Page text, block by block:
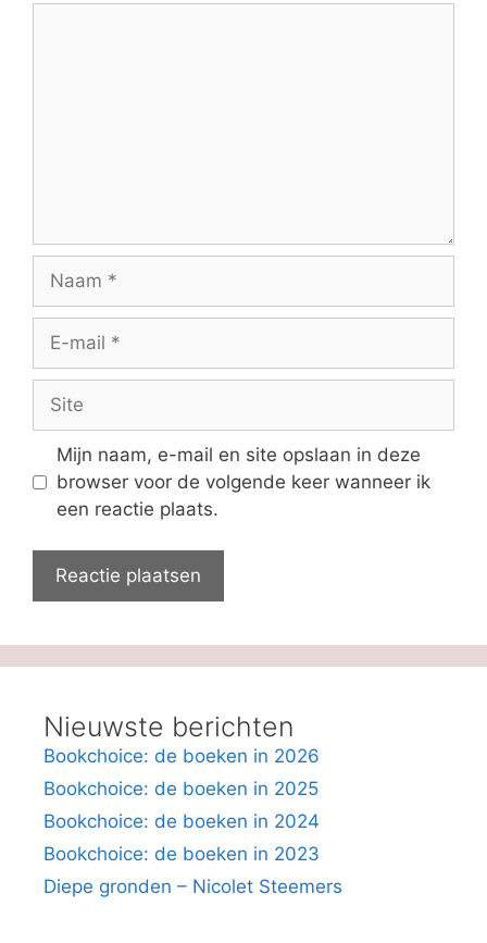
mail
Mijn naam, e-mail en site opslaan in deze
browser voor de volgende keer wanneer ik
een reactie plaats.
Nieuwste berichten
Bookchoice: de boeken in 2026
Bookchoice: de boeken in 2025
Bookchoice: de boeken in 2024
Bookchoice: de boeken in 2023
Diepe gronden – Nicolet Steemers